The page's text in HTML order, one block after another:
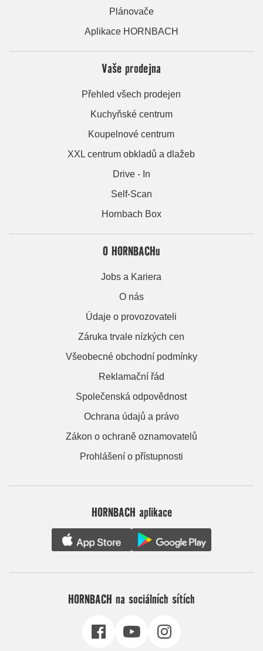
Plánovače
Aplikace HORNBACH
Vaše prodejna
Přehled všech prodejen
Kuchyňské centrum
Koupelnové centrum
XXL centrum obkladů a dlažeb
Drive - In
Self-Scan
Hornbach Box
O HORNBACHu
Jobs a Kariera
O nás
Údaje o provozovateli
Záruka trvale nízkých cen
Všeobecné obchodní podmínky
Reklamační řád
Společenská odpovědnost
Ochrana údajů a právo
Zákon o ochraně oznamovatelů
Prohlášení o přístupnosti
HORNBACH aplikace
HORNBACH na sociálních sítích